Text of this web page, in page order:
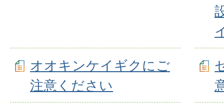
オオキンケイギクにご
注意ください